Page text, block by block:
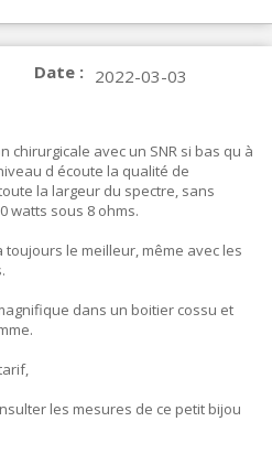
Date : 2022-03-03
chirurgicale avec un SNR si bas qu à
d écoute la qualité de
la largeur du spectre, sans
watts sous 8 ohms.
le meilleur, même avec les
dans un boitier cossu et
les mesures de ce petit bijou